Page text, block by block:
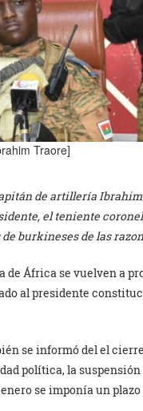
Traore]
de artillería
el teniente
burkineses de las
África se vuelven a
al presidente
se informó del el
política, la
se imponía un